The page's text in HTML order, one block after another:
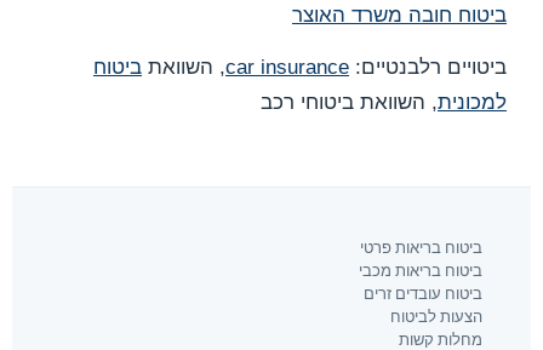
ביטוח חובה משרד האוצר
ביטויים רלבנטיים: car insurance, השוואת ביטוח
למכונית, השוואת ביטוחי רכב
ביטוח בריאות פרטי
ביטוח בריאות מכבי
ביטוח עובדים זרים
הצעות לביטוח
מחלות קשות